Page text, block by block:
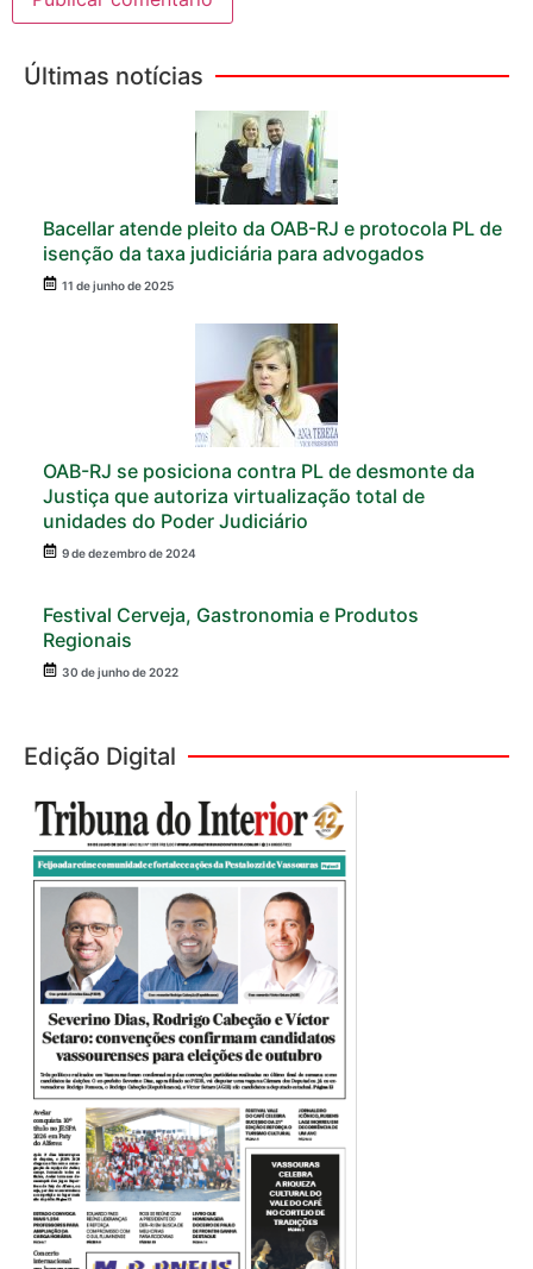
Últimas notícias
Bacellar atende pleito da OAB-RJ e protocola PL de
isenção da taxa judiciária para advogados
11 de junho de 2025
OAB-RJ se posiciona contra PL de desmonte da
Justiça que autoriza virtualização total de
unidades do Poder Judiciário
9 de dezembro de 2024
Festival Cerveja, Gastronomia e Produtos
Regionais
30 de junho de 2022
Edição Digital